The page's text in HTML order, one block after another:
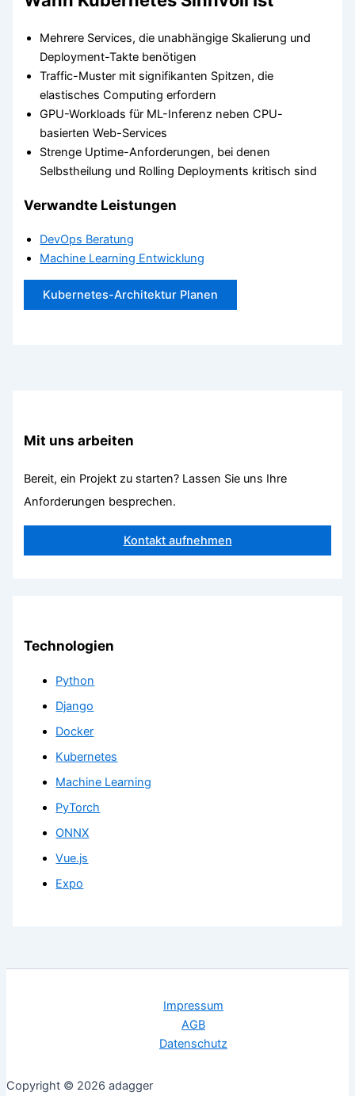
Mehrere Services, die unabhängige Skalierung und
Deployment-Takte benötigen
Traffic-Muster mit signifikanten Spitzen, die
elastisches Computing erfordern
GPU-Workloads für ML-Inferenz neben CPU-
basierten Web-Services
Strenge Uptime-Anforderungen, bei denen
Selbstheilung und Rolling Deployments kritisch sind
Verwandte Leistungen
DevOps Beratung
Machine Learning Entwicklung
Kubernetes-Architektur Planen
Mit uns arbeiten
Bereit, ein Projekt zu starten? Lassen Sie uns Ihre
Anforderungen besprechen.
Kontakt aufnehmen
Technologien
Python
Django
Docker
Kubernetes
Machine Learning
PyTorch
ONNX
Vue.js
Expo
Impressum
AGB
Datenschutz
Copyright © 2026 adagger